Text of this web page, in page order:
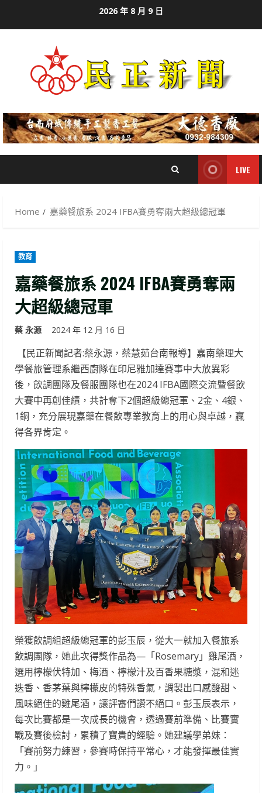
2026 年 8 月 9 日
LIVE
Home 嘉藥餐旅系 2024 IFBA賽勇奪兩大超級總冠軍
教育
嘉藥餐旅系 2024 IFBA賽勇奪兩
大超級總冠軍
蔡 永源 2024 年 12 月 16 日
【民正新聞記者:蔡永源，蔡慧茹台南報導】嘉南藥理大
學餐旅管理系繼西廚隊在印尼雅加達賽事中大放異彩
後，飲調團隊及餐服團隊也在2024 IFBA國際交流暨餐飲
大賽中再創佳績，共計奪下2個超級總冠軍、2金、4銀、
1銅，充分展現嘉藥在餐飲專業教育上的用心與卓越，贏
得各界肯定。
榮獲飲調組超級總冠軍的彭玉辰，從大一就加入餐旅系
飲調團隊，她此次得獎作品為—「Rosemary」雞尾酒，
選用檸檬伏特加、梅酒、檸檬汁及百香果糖漿，混和迷
迭香、香茅葉與檸檬皮的特殊香氣，調製出口感酸甜、
風味絕佳的雞尾酒，讓評審們讚不絕口。彭玉辰表示，
每次比賽都是一次成長的機會，透過賽前準備、比賽實
戰及賽後檢討，累積了寶貴的經驗。她建議學弟妹：
「賽前努力練習，參賽時保持平常心，才能發揮最佳實
力。」